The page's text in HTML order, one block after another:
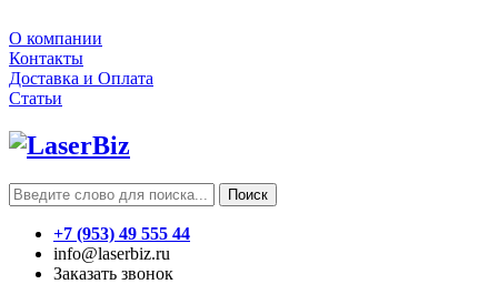
О компании
Контакты
Доставка и Оплата
Статьи
Поиск
+7 (953) 49 555 44
info@laserbiz.ru
Заказать звонок